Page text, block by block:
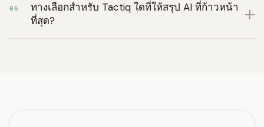
06
ทางเลือกสำหรับ Tactiq ใดที่ให้สรุป AI ที่ก้าวหน้า
ที่สุด?